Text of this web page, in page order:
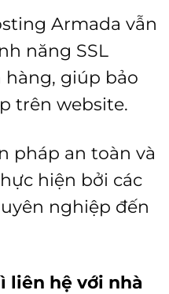
Armada vẫn
năng SSL
giúp bảo
trên website.
pháp an toàn và
hiện bởi các
nghiệp đến
liên hệ với nhà